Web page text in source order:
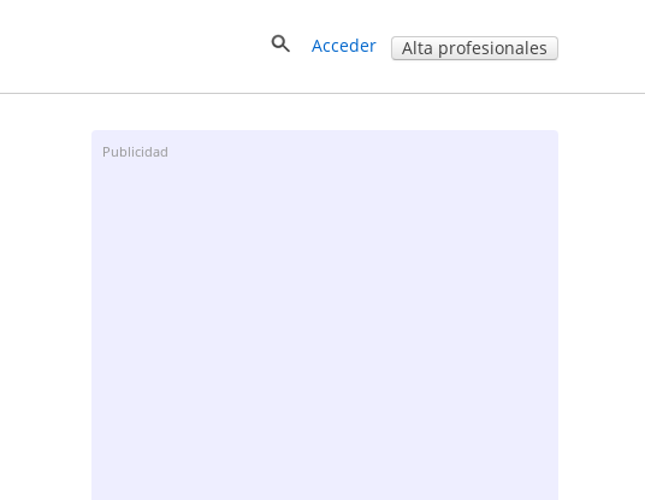
Acceder Alta profesionales
Publicidad